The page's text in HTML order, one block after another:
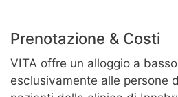
Prenotazione & Costi
VITA offre un alloggio a
esclusivamente alle persone